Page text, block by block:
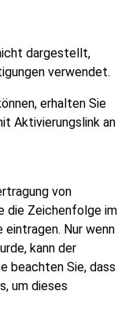
dargestellt,
verwendet.
erhalten Sie
Aktivierungslink an
von
die Zeichenfolge im
Nur wenn
kann der
beachten Sie, dass
um dieses